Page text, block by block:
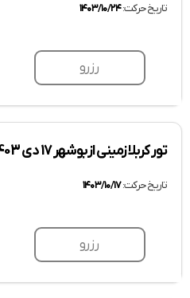
تاریخ حرکت:۱۴۰۳/۱۰/۲۴
رزرو
تور کربلا زمینی از بوشهر 17 دی 1403 – حج و زیارت
تاریخ حرکت:۱۴۰۳/۱۰/۱۷
رزرو